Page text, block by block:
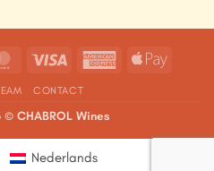
MasterCardVisa
AmericanApple
CONTACT
© CHABROL Wines
Nederlands